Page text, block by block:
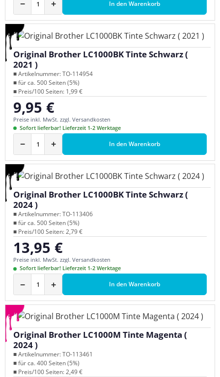
− + In den Warenkorb
Original Brother LC1000BK Tinte Schwarz (
2021 )
■ Artikelnummer: TO-114954
■ für ca. 500 Seiten (5%)
■ Preis/100 Seiten: 1,99 €
Regulärer Preis:
9,95 €
Preise inkl. MwSt. zzgl. Versandkosten
Sofort lieferbar! Lieferzeit 1-2 Werktage
− + In den Warenkorb
Original Brother LC1000BK Tinte Schwarz (
2024 )
■ Artikelnummer: TO-113406
■ für ca. 500 Seiten (5%)
■ Preis/100 Seiten: 2,79 €
Regulärer Preis:
13,95 €
Preise inkl. MwSt. zzgl. Versandkosten
Sofort lieferbar! Lieferzeit 1-2 Werktage
− + In den Warenkorb
Original Brother LC1000M Tinte Magenta (
2024 )
■ Artikelnummer: TO-113461
■ für ca. 400 Seiten (5%)
■ Preis/100 Seiten: 2,49 €